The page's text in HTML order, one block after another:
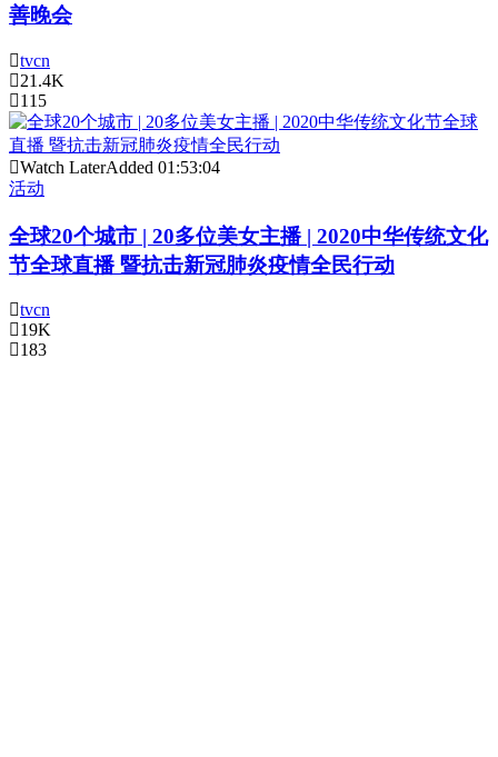
善晚会
tvcn
21.4K
115
Watch LaterAdded 01:53:04
活动
全球20个城市 | 20多位美女主播 | 2020中华传统文化
节全球直播 暨抗击新冠肺炎疫情全民行动
tvcn
19K
183